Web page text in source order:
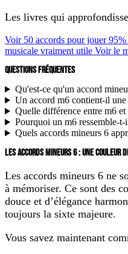
Les livres qui
Voir 50 accords pour jouer 95%
musicale vraiment utile Voir le
QUESTIONS FRÉQUENTES
Qu'est-ce qu'un accord
Un accord m6 contient-il une
Quelle différence entre m6 et
Pourquoi un m6 ressemble-
Quels accords mineurs 6
LES ACCORDS MINEURS 6 : UNE COULEUR
Les accords mineurs 6 ne
à mémoriser. Ce sont des
douce et d’élégance
toujours la sixte majeure.
Vous savez maintenant